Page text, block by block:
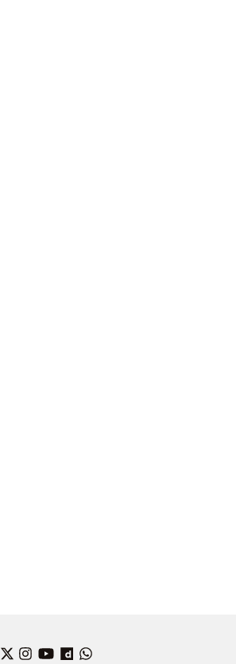
Facebook
Twitter
Instagram
YouTube
Dailymotion